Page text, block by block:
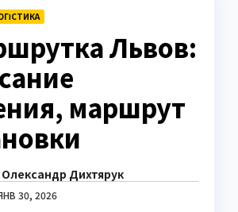
Львов:
маршрут
Олександр Дихтярук
30, 2026